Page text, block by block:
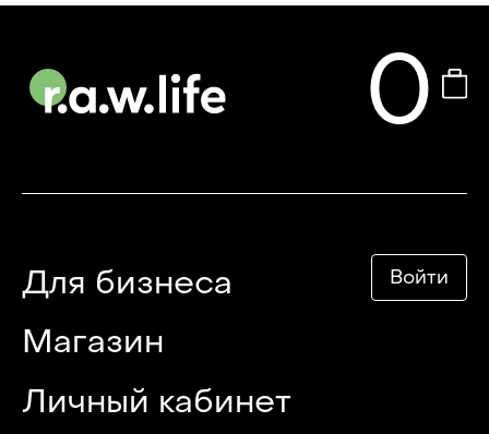
0
Личный кабинет
Магазин
Для бизнеса Войти